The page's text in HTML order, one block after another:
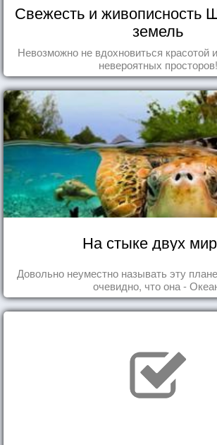
Свежесть и живописность
земель
Невозможно не вдохновиться красотой
невероятных просторов!
На стыке двух
Довольно неуместно называть эту
очевидно, что она -